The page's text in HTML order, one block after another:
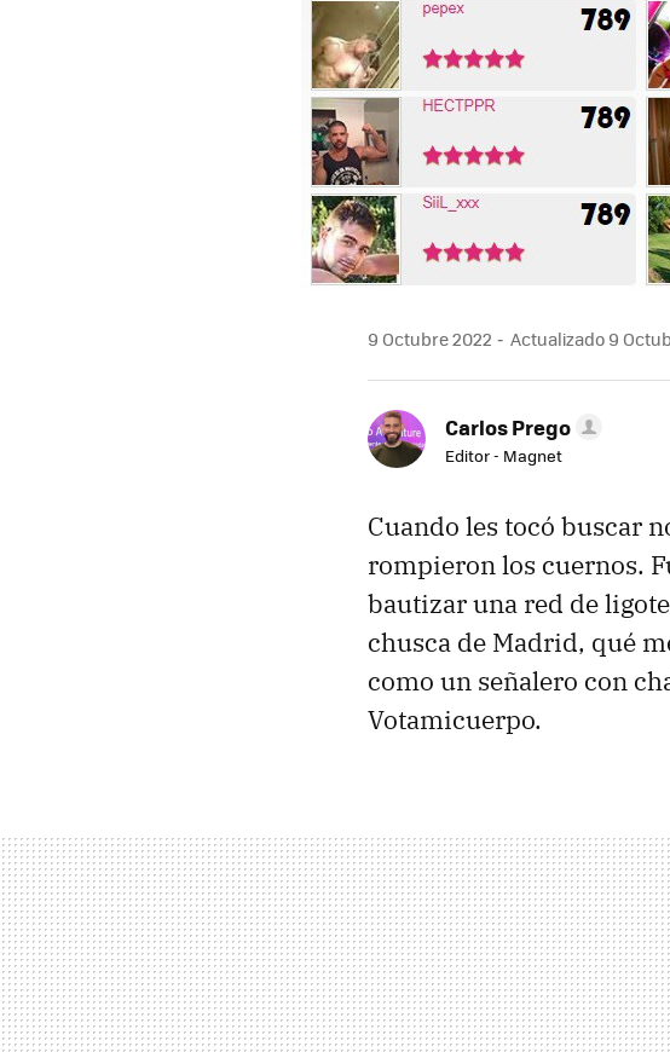
9 Octubre 2022 Actualizado 9
Carlos Prego
Editor - Magnet
Cuando les tocó buscar
rompieron los cuernos.
bautizar una red de
chusca de Madrid, qué
como un señalero con
Votamicuerpo.